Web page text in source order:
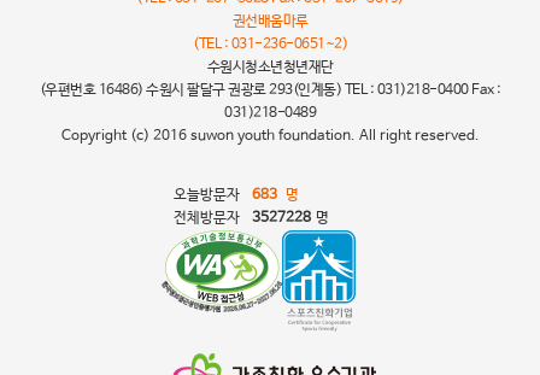
권선배움마루
(TEL : 031-236-0651~2)
수원시청소년청년재단
(우편번호 16486) 수원시 팔달구 권광로 293(인계동) TEL : 031)218-0400 Fax :
031)218-0489
Copyright (c) 2016 suwon youth foundation. All right reserved.
오늘방문자 683 명
전체방문자
3527228 명